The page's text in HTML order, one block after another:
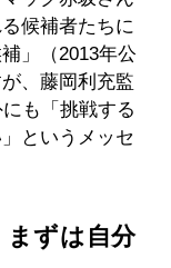
候補者たちに
」（2013年公
、藤岡利充監
も「挑戦する
というメッセ
ずは自分